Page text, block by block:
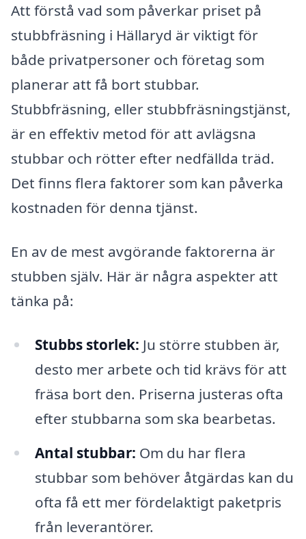
Att förstå vad som påverkar priset på
stubbfräsning i Hällaryd är viktigt för
både privatpersoner och företag som
planerar att få bort stubbar.
Stubbfräsning, eller stubbfräsningstjänst,
är en effektiv metod för att avlägsna
stubbar och rötter efter nedfällda träd.
Det finns flera faktorer som kan påverka
kostnaden för denna tjänst.
En av de mest avgörande faktorerna är
stubben själv. Här är några aspekter att
tänka på:
Stubbs storlek: Ju större stubben är,
desto mer arbete och tid krävs för att
fräsa bort den. Priserna justeras ofta
efter stubbarna som ska bearbetas.
Antal stubbar: Om du har flera
stubbar som behöver åtgärdas kan du
ofta få ett mer fördelaktigt paketpris
från leverantörer.